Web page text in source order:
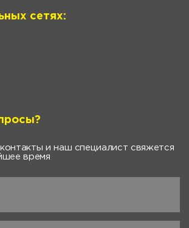
сетях:
и наш специалист свяжется
время